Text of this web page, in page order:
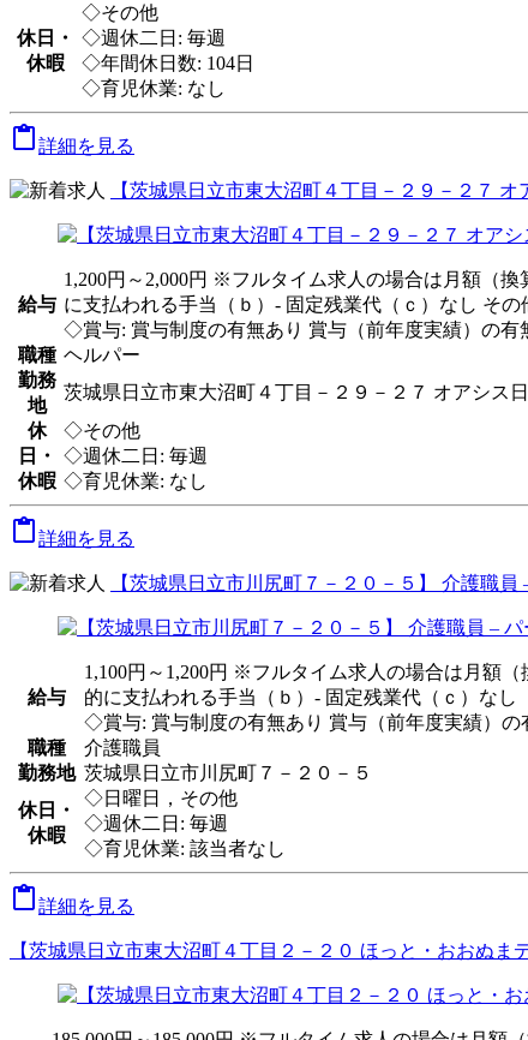
休日・
休暇
◇その他
◇週休二日: 毎週
◇年間休日数: 104日
◇育児休業: なし
 詳細を見る
【茨城県日立市東大沼町４丁目－２９－２７
給与
1,200円～2,000円 ※フルタイム求人の場合は月額（
に支払われる手当（ｂ）- 固定残業代（ｃ）なし そ
◇賞与: 賞与制度の有無あり 賞与（前年度実績）の有
職種 ヘルパー
勤務
地
茨城県日立市東大沼町４丁目－２９－２７ オアシス
休
日・
休暇
◇その他
◇週休二日: 毎週
◇育児休業: なし
 詳細を見る
【茨城県日立市川尻町７－２０－５】 介護職員
給与
1,100円～1,200円 ※フルタイム求人の場合は月額
的に支払われる手当（ｂ）- 固定残業代（ｃ）なし
◇賞与: 賞与制度の有無あり 賞与（前年度実績）の
職種
介護職員
勤務地 茨城県日立市川尻町７－２０－５
休日・
休暇
◇日曜日，その他
◇週休二日: 毎週
◇育児休業: 該当者なし
 詳細を見る
【茨城県日立市東大沼町４丁目２－２０ ほっと・おおぬ